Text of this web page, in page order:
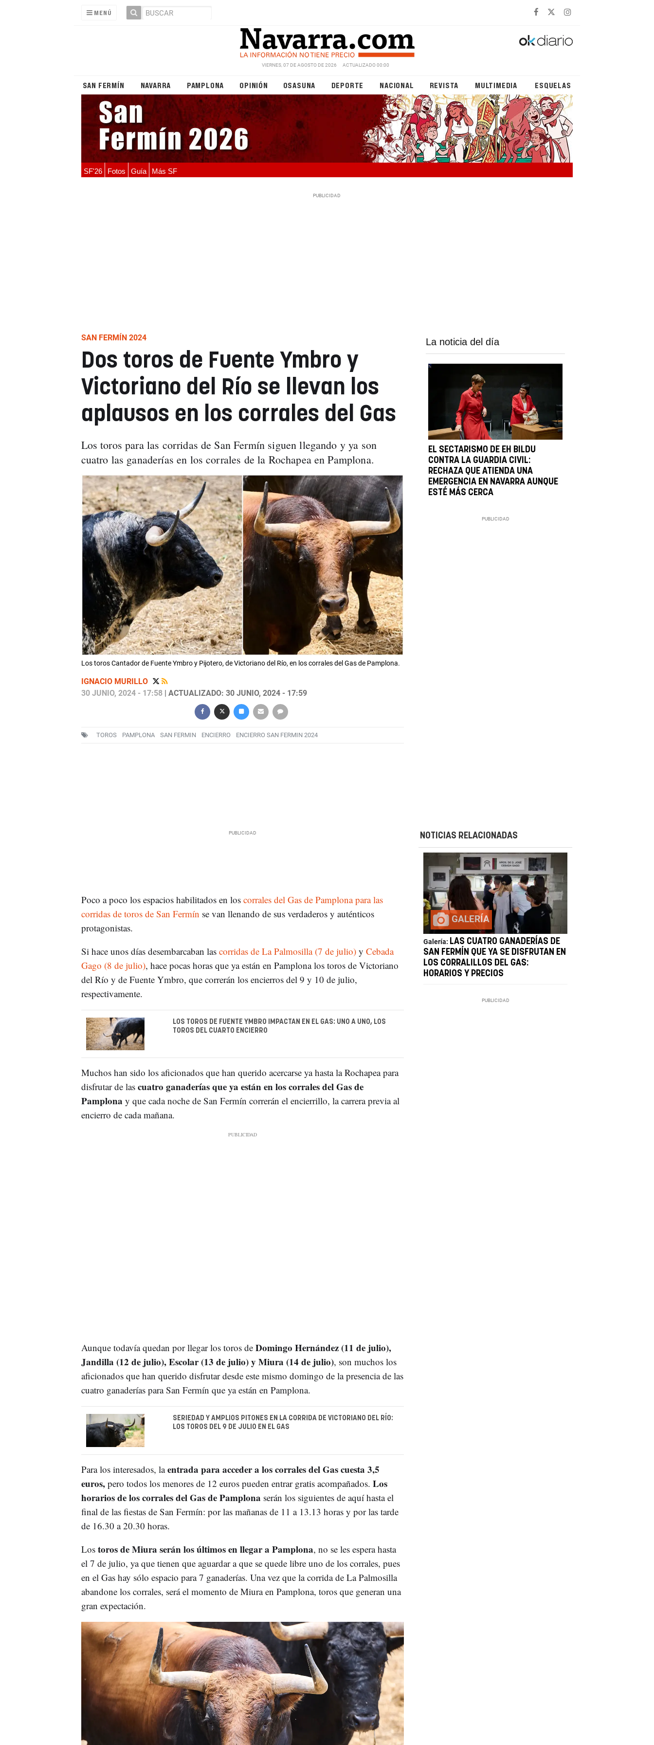
MENÚ
VIERNES, 07 DE AGOSTO DE 2026 ACTUALIZADO 00:00
SAN FERMÍN NAVARRA PAMPLONA OPINIÓN OSASUNA DEPORTE NACIONAL REVISTA MULTIMEDIA ESQUELAS
SF'26 Fotos Guía Más SF
SAN FERMÍN 2024
Dos toros de Fuente Ymbro y
Victoriano del Río se llevan los
aplausos en los corrales del Gas
Los toros para las corridas de San Fermín siguen llegando y ya son
cuatro las ganaderías en los corrales de la Rochapea en Pamplona.
Los toros Cantador de Fuente Ymbro y Pijotero, de Victoriano del Río, en los corrales del Gas de Pamplona.
IGNACIO MURILLO
30 JUNIO, 2024 - 17:58| ACTUALIZADO: 30 JUNIO, 2024 - 17:59
TOROS PAMPLONA SAN FERMIN ENCIERRO ENCIERRO SAN FERMIN 2024
La noticia del día
EL SECTARISMO DE EH BILDU
CONTRA LA GUARDIA CIVIL:
RECHAZA QUE ATIENDA UNA
EMERGENCIA EN NAVARRA AUNQUE
ESTÉ MÁS CERCA
Poco a poco los espacios habilitados en los corrales del Gas de Pamplona para las
corridas de toros de San Fermín se van llenando de sus verdaderos y auténticos
protagonistas.
Si hace unos días desembarcaban las corridas de La Palmosilla (7 de julio)y Cebada
Gago (8 de julio), hace pocas horas que ya están en Pamplona los toros de Victoriano
del Río y de Fuente Ymbro, que correrán los encierros del 9 y 10 de julio,
respectivamente.
LOS TOROS DE FUENTE YMBRO IMPACTAN EN EL GAS: UNO A UNO, LOS
TOROS DEL CUARTO ENCIERRO
Muchos han sido los aficionados que han querido acercarse ya hasta la Rochapea para
disfrutar de las cuatro ganaderías que ya están en los corrales del Gas de
Pamplona y que cada noche de San Fermín correrán el encierrillo, la carrera previa al
encierro de cada mañana.
Aunque todavía quedan por llegar los toros de Domingo Hernández (11 de julio),
Jandilla (12 de julio), Escolar (13 de julio) y Miura (14 de julio), son muchos los
aficionados que han querido disfrutar desde este mismo domingo de la presencia de las
cuatro ganaderías para San Fermín que ya están en Pamplona.
SERIEDAD Y AMPLIOS PITONES EN LA CORRIDA DE VICTORIANO DEL RÍO:
LOS TOROS DEL 9 DE JULIO EN EL GAS
Para los interesados, laentrada para acceder a los corrales del Gas cuesta 3,5
euros,pero todos los menores de 12 euros pueden entrar gratis acompañados. Los
horarios de los corrales del Gas de Pamplona serán los siguientes de aquí hasta el
final de las fiestas de San Fermín: por las mañanas de 11 a 13.13 horas y por las tarde
de 16.30 a 20.30 horas.
Los toros de Miura serán los últimos en llegar a Pamplona, no se les espera hasta
el 7 de julio, ya que tienen que aguardar a que se quede libre uno de los corrales, pues
en el Gas hay sólo espacio para 7 ganaderías. Una vez que la corrida de La Palmosilla
abandone los corrales, será el momento de Miura en Pamplona, toros que generan una
gran expectación.
NOTICIAS RELACIONADAS
GALERÍA
Galería: LAS CUATRO GANADERÍAS DE
SAN FERMÍN QUE YA SE DISFRUTAN EN
LOS CORRALILLOS DEL GAS:
HORARIOS Y PRECIOS